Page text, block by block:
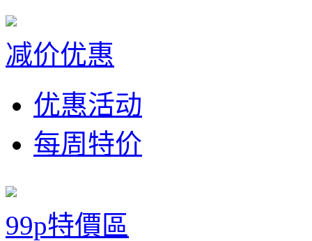
减价优惠
优惠活动
每周特价
99p特價區